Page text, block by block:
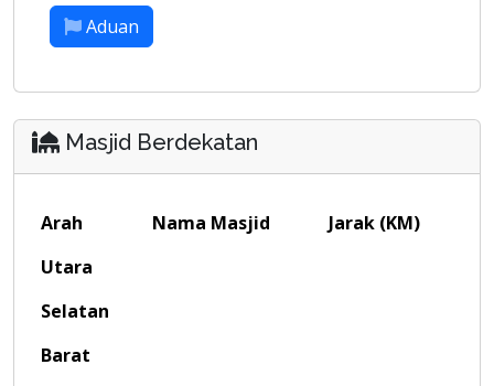
Aduan
Masjid Berdekatan
Arah Nama Masjid
Jarak (KM)
Utara
Selatan
Barat